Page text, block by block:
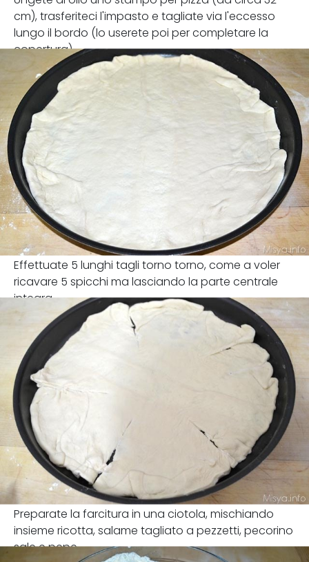
cm), trasferiteci l'impasto e tagliate via l'eccesso
lungo il bordo (lo userete poi per completare la
copertura).
Effettuate 5 lunghi tagli torno torno, come a voler
ricavare 5 spicchi ma lasciando la parte centrale
integra.
Preparate la farcitura in una ciotola, mischiando
insieme ricotta, salame tagliato a pezzetti, pecorino
sale e pepe.